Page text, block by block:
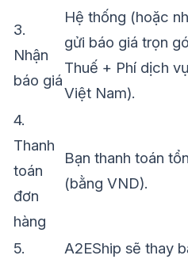
3.
Nhận
báo giá
Hệ thống (hoặc
gửi báo giá trọn
Thuế + Phí dịch
Việt Nam).
4.
Thanh
toán
đơn
hàng
Bạn thanh toán
(bằng VND).
5.
A2EShip sẽ thay